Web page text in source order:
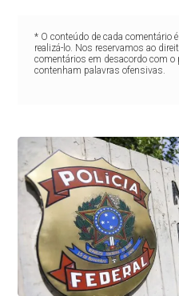
* O conteúdo de cada comentário
realizá-lo. Nos reservamos ao
comentários em desacordo com
contenham palavras ofensivas.